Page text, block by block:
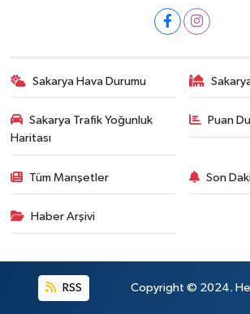
Sakarya Hava Durumu
Sakarya Trafik Yoğunluk
Haritası
Puan
Tüm Manşetler Son
Haber Arşivi
RSS Copyright © 2024. Her